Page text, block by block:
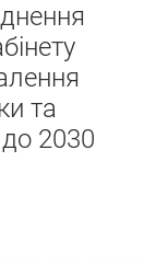
та
до 2030